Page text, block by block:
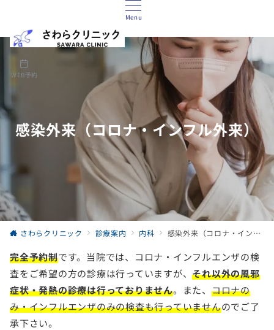
Menu
WEB予約
感染外来（コロナ・インフル外来）
さわらクリニック 診療案内 内科 感染外来（コロナ・インフル外来）
完全予約制です。当院では、コロナ・インフルエンザの検
査をご希望の方の診療は行っていますが、それ以外の風邪
症状・発熱の診療は行っておりません。また、 コロナの
み・インフルエンザのみの検査も行っていませんのでご了
承下さい。